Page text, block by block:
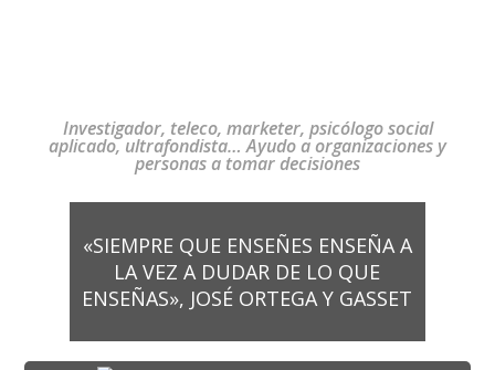
Investigador, teleco, marketer, psicólogo social
aplicado, ultrafondista… Ayudo a organizaciones y
personas a tomar decisiones
«SIEMPRE QUE ENSEÑES ENSEÑA A
LA VEZ A DUDAR DE LO QUE
ENSEÑAS», JOSÉ ORTEGA Y GASSET